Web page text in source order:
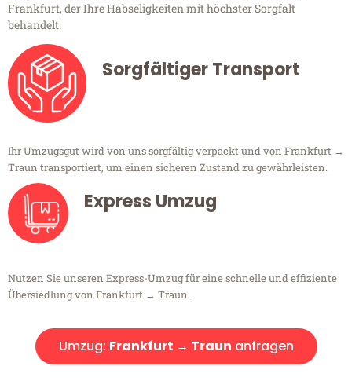
Frankfurt, der Ihre Habseligkeiten mit höchster Sorgfalt
behandelt.
Sorgfältiger Transport
Ihr Umzugsgut wird von uns sorgfältig verpackt und von Frankfurt →
Traun transportiert, um einen sicheren Zustand zu gewährleisten.
Express Umzug
Nutzen Sie unseren Express-Umzug für eine schnelle und effiziente
Übersiedlung von Frankfurt → Traun.
Umzug: Frankfurt → Traun anfragen